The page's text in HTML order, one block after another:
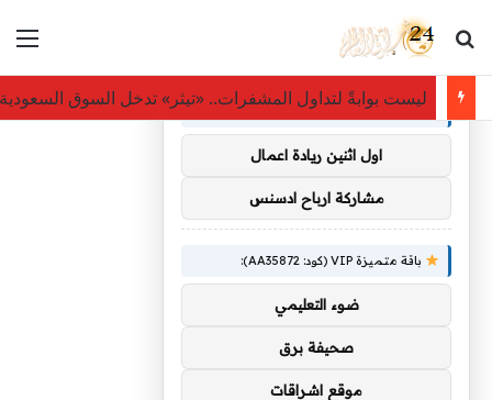
بحث عن
ليست بوابةً لتداول المشفرات.. «تيثر» تدخل السوق
توصيات :
باقة متميزة VIP (كود: AA38045):
اول اثنين ريادة اعمال
مشاركة ارباح ادسنس
باقة متميزة VIP (كود: AA35872):
ضوء التعليمي
صحيفة برق
موقع اشراقات